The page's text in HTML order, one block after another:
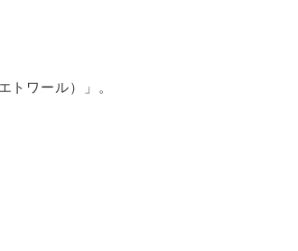
トワール）」。